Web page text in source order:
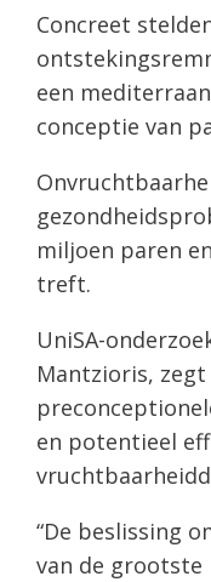
Concreet
een
conceptie van
miljoen paren
treft.
UniSA-
Mantzioris,
en potentieel
“De beslissing
van de grootste